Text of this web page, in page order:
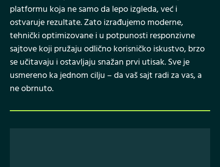
platformu koja ne samo da lepo izgleda, već i
ostvaruje rezultate. Zato izrađujemo moderne,
tehnički optimizovane i u potpunosti responzivne
sajtove koji pružaju odlično korisničko iskustvo, brzo
se učitavaju i ostavljaju snažan prvi utisak. Sve je
usmereno ka jednom cilju – da vaš sajt radi za vas, a
ne obrnuto.